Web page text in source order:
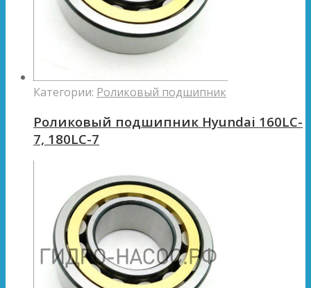
Категории: Роликовый подшипник
Роликовый подшипник Hyundai 160LC-
7, 180LC-7